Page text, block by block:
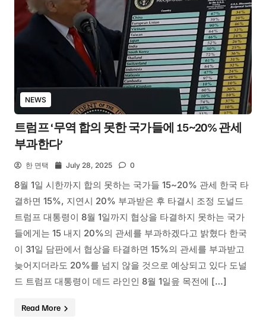
NEWS
트럼프 ‘무역 합의 못한 국가들에 15~20% 관세
부과한다’
한 면택 July 28, 2025 0
8월 1일 시한까지 합의 못하는 국가들 15~20% 관세 한국 타
결하면 15%, 지연시 20% 부과받은 후 타결시 조정 도널드
트럼프 대통령이 8월 1일까지 협상을 타결하지 못하는 국가
들에게는 15 내지 20%의 관세를 부과하겠다고 밝혔다 한국
이 31일 담판에서 협상을 타결하면 15%의 관세를 부과받고
늦어지더라도 20%를 넘지 않을 것으로 예상되고 있다 도널
드 트럼프 대통령이 데드 라인인 8월 1일읖 목전에 […]
Read More